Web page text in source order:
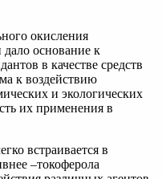
окисления
основание к
в качестве средств
к воздействию
и экологических
их применения в
встраивается в
–токоферола